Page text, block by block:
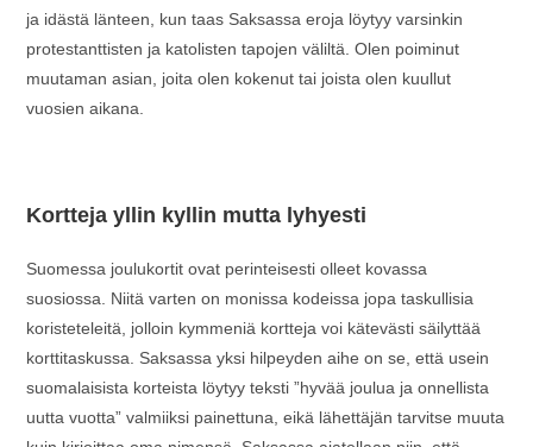
ja idästä länteen, kun taas Saksassa eroja löytyy varsinkin
protestanttisten ja katolisten tapojen väliltä. Olen poiminut
muutaman asian, joita olen kokenut tai joista olen kuullut
vuosien aikana.
Kortteja yllin kyllin mutta lyhyesti
Suomessa joulukortit ovat perinteisesti olleet kovassa
suosiossa. Niitä varten on monissa kodeissa jopa taskullisia
koristeteleitä, jolloin kymmeniä kortteja voi kätevästi säilyttää
korttitaskussa. Saksassa yksi hilpeyden aihe on se, että usein
suomalaisista korteista löytyy teksti ”hyvää joulua ja onnellista
uutta vuotta” valmiiksi painettuna, eikä lähettäjän tarvitse muuta